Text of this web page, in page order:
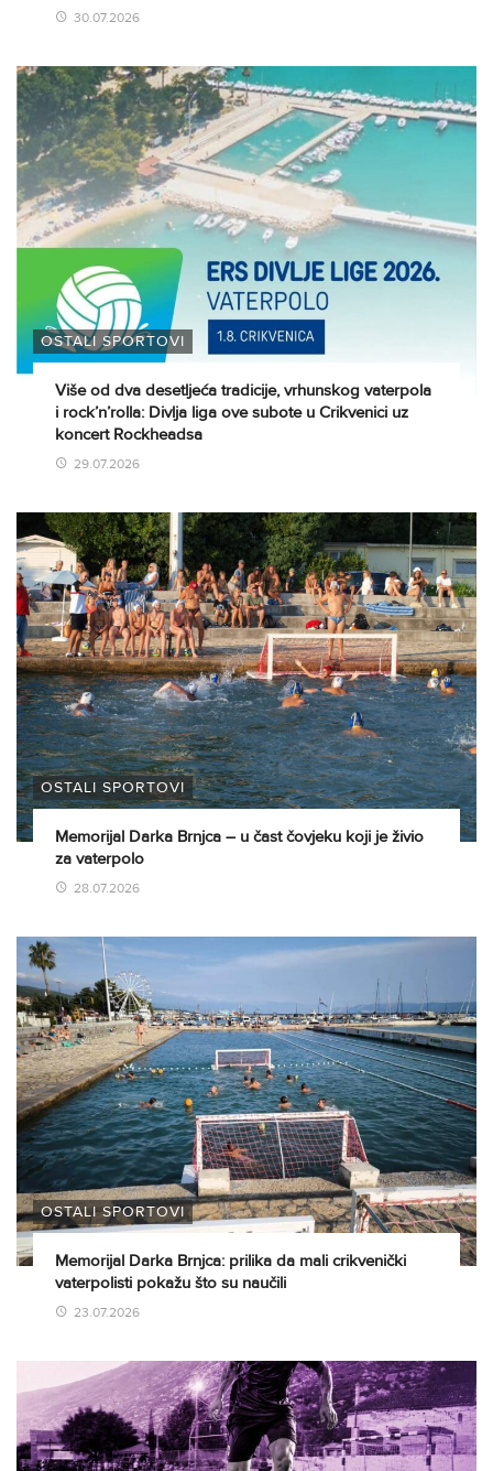
30.07.2026
OSTALI SPORTOVI
Više od dva desetljeća tradicije, vrhunskog vaterpola
i rock’n’rolla: Divlja liga ove subote u Crikvenici uz
koncert Rockheadsa
29.07.2026
OSTALI SPORTOVI
Memorijal Darka Brnjca – u čast čovjeku koji je živio
za vaterpolo
28.07.2026
OSTALI SPORTOVI
Memorijal Darka Brnjca: prilika da mali crikvenički
vaterpolisti pokažu što su naučili
23.07.2026